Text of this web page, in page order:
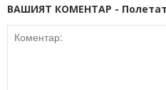
ВАШИЯТ КОМЕНТАР -